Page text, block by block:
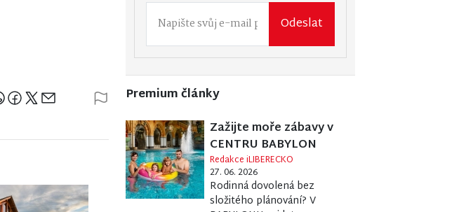
Sdílejte článek
Odeslat
Premium články
Zažijte moře zábavy v
CENTRU BABYLON
Redakce iLIBERECKO
27. 06. 2026
Rodinná dovolená bez
složitého plánování? V